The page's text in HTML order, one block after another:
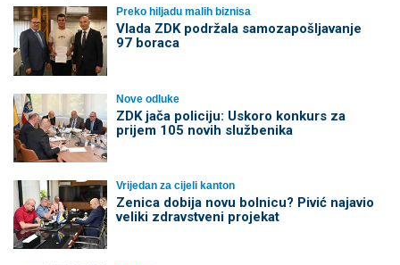
Preko hiljadu malih biznisa
Vlada ZDK podržala samozapošljavanje
97 boraca
Nove odluke
ZDK jača policiju: Uskoro konkurs za
prijem 105 novih službenika
Vrijedan za cijeli kanton
Zenica dobija novu bolnicu? Pivić najavio
veliki zdravstveni projekat